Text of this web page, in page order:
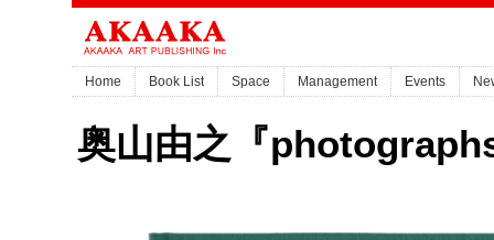
Home Book List Space Management Events
奥山由之『